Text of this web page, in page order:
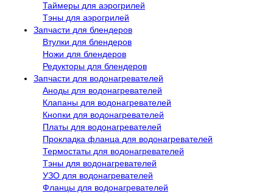
Таймеры для аэрогрилей
Тэны для аэрогрилей
Запчасти для блендеров
Втулки для блендеров
Ножи для блендеров
Редукторы для блендеров
Запчасти для водонагревателей
Аноды для водонагревателей
Клапаны для водонагревателей
Кнопки для водонагревателей
Платы для водонагревателей
Прокладка фланца для водонагревателей
Термостаты для водонагревателей
Тэны для водонагревателей
УЗО для водонагревателей
Фланцы для водонагревателей